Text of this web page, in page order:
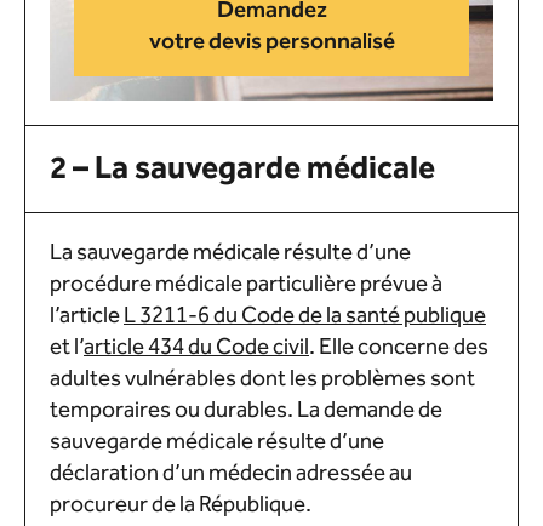
Demandez
votre devis personnalisé
2 – La sauvegarde médicale
La sauvegarde médicale résulte d’une
procédure médicale particulière prévue à
l’articleL 3211-6 du Code de la santé publique
et l’article 434 du Code civil. Elle concerne des
adultes vulnérables dont les problèmes sont
temporaires ou durables. La demande de
sauvegarde médicale résulte d’une
déclaration d’un médecin adressée au
procureur de la République.